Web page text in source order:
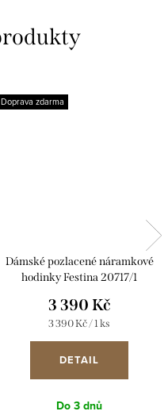
Doprava zdarma
Dámské pozlacené náramkové
hodinky Festina 20717/1
3 390 Kč
Měrná
3 390 Kč / 1 ks
DETAIL
Do 3 dnů